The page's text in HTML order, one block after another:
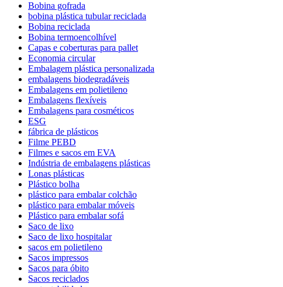
Bobina gofrada
bobina plástica tubular reciclada
Bobina reciclada
Bobina termoencolhível
Capas e coberturas para pallet
Economia circular
Embalagem plástica personalizada
embalagens biodegradáveis
Embalagens em polietileno
Embalagens flexíveis
Embalagens para cosméticos
ESG
fábrica de plásticos
Filme PEBD
Filmes e sacos em EVA
Indústria de embalagens plásticas
Lonas plásticas
Plástico bolha
plástico para embalar colchão
plástico para embalar móveis
Plástico para embalar sofá
Saco de lixo
Saco de lixo hospitalar
sacos em polietileno
Sacos impressos
Sacos para óbito
Sacos reciclados